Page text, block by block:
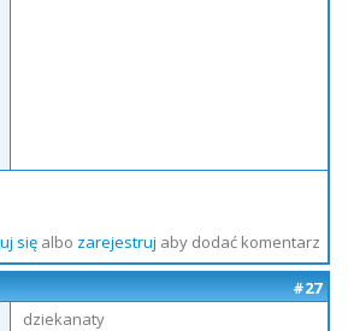
sięalbo zarejestruj aby dodać komentarz
#27
dziekanaty